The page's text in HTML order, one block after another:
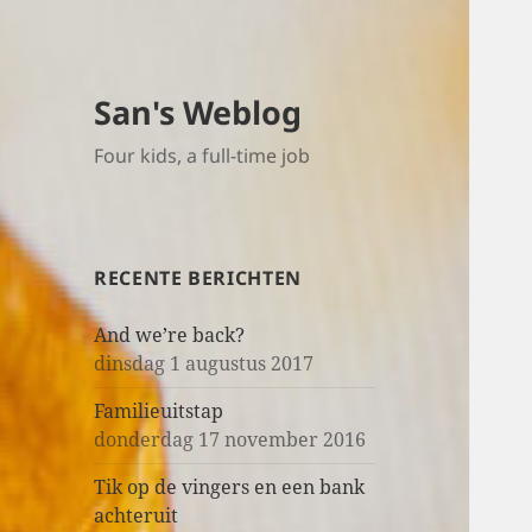
San's Weblog
Four kids, a full-time job
RECENTE BERICHTEN
And we’re back?
dinsdag 1 augustus 2017
Familieuitstap
donderdag 17 november 2016
Tik op de vingers en een bank
achteruit